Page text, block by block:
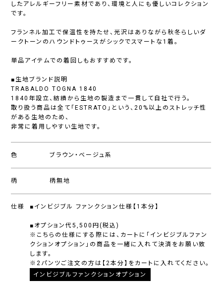
したアレルギーフリー素材であり、環境と人にも優しいコレクション
です。
フランネル加工で保温性を持たせ、光沢はありながら秋冬らしいダ
ークトーンのハウンドトゥースがシックでスマートな1着。
単品アイテムでの着回しもおすすめです。
■生地ブランド説明
TRABALDO TOGNA 1840
1840年設立、紡績から生地の製造まで一貫して自社で行う。
取り扱う商品は全て「ESTRATO」という、20%以上のストレッチ性
がある生地のため、
非常に着用しやすい生地です。
色 ブラウン・ベージュ系
柄 柄無地
仕様 ■インビジブル ファンクション仕様【1本分】
■オプション代5,500円(税込)
※こちらの仕様にする際には、カートに「インビジブルファン
クションオプション」の商品を一緒に入れて決済をお願い致
します。
※2パンツご注文の方は【2本分】をカートに入れてください。
インビジブルファンクションオプション